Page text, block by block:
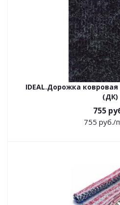
IDEAL.Дорожка
(ДК)
755
755 руб./